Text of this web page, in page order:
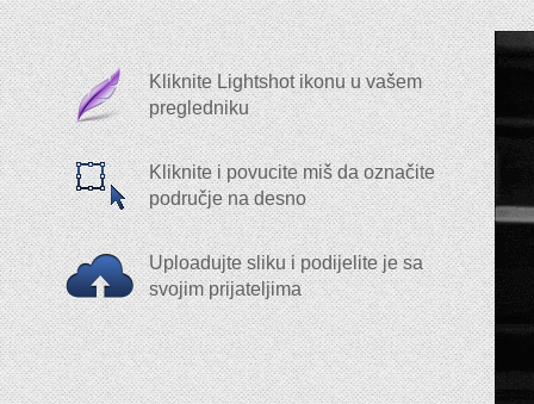
Kliknite Lightshot ikonu u vašem
pregledniku
Kliknite i povucite miš da označite
područje na desno
Uploadujte sliku i podijelite je sa
svojim prijateljima